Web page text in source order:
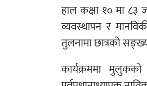
हाल कक्षा १० मा ८३
व्यवस्थापन र
तुलनामा छात्रको
कार्यक्रममा मुलुकको